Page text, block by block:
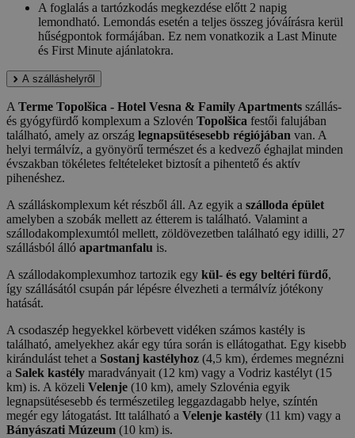
A foglalás a tartózkodás megkezdése előtt 2 napig
lemondható. Lemondás esetén a teljes összeg jóváírásra kerül
hűségpontok formájában. Ez nem vonatkozik a Last Minute
és First Minute ajánlatokra.
A szálláshelyről
A Terme Topolšica - Hotel Vesna & Family Apartments szállás-
és gyógyfürdő komplexum a Szlovén Topolšica festői falujában
található, amely az ország legnapsütésesebb régiójában van. A
helyi termálvíz, a gyönyörű természet és a kedvező éghajlat minden
évszakban tökéletes feltételeket biztosít a pihentető és aktív
pihenéshez.
A szálláskomplexum két részből áll. Az egyik a szálloda épület
amelyben a szobák mellett az étterem is található. Valamint a
szállodakomplexumtól mellett, zöldövezetben található egy idilli, 27
szállásból álló apartmanfalu is.
A szállodakomplexumhoz tartozik egy kül- és egy beltéri fürdő,
így szállásától csupán pár lépésre élvezheti a termálvíz jótékony
hatását.
A csodaszép hegyekkel körbevett vidéken számos kastély is
található, amelyekhez akár egy túra során is ellátogathat. Egy kisebb
kirándulást tehet a Sostanj kastélyhoz (4,5 km), érdemes megnézni
a Salek kastély maradványait (12 km) vagy a Vodriz kastélyt (15
km) is. A közeli Velenje (10 km), amely Szlovénia egyik
legnapsütésesebb és természetileg leggazdagabb helye, színtén
megér egy látogatást. Itt található a Velenje kastély (11 km) vagy a
Bányászati Múzeum (10 km) is.